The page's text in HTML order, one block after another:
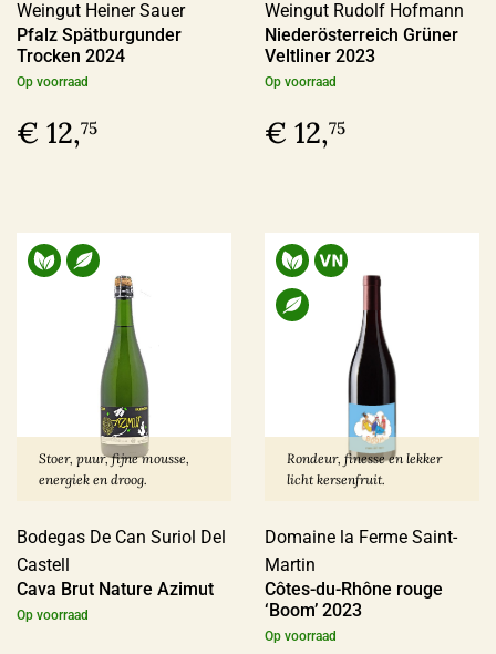
Weingut Heiner Sauer
Pfalz Spätburgunder
Trocken 2024
Op voorraad
€ 12,75
Weingut Rudolf Hofmann
Niederösterreich Grüner
Veltliner 2023
Op voorraad
€ 12,75
Stoer, puur, fijne mousse,
energiek en droog.
Bodegas De Can Suriol Del
Castell
Cava Brut Nature Azimut
Op voorraad
Rondeur, finesse en lekker
licht kersenfruit.
Domaine la Ferme Saint-
Martin
Côtes-du-Rhône rouge
‘Boom’ 2023
Op voorraad